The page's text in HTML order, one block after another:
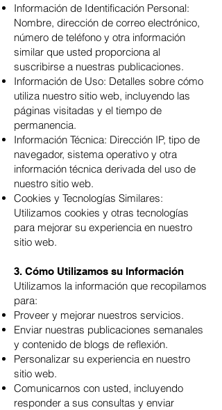
Información de Identificación Personal:
Nombre, dirección de correo electrónico,
número de teléfono y otra información
similar que usted proporciona al
suscribirse a nuestras publicaciones.
Información de Uso: Detalles sobre cómo
utiliza nuestro sitio web, incluyendo las
páginas visitadas y el tiempo de
permanencia.
Información Técnica: Dirección IP, tipo de
navegador, sistema operativo y otra
información técnica derivada del uso de
nuestro sitio web.
Cookies y Tecnologías Similares:
Utilizamos cookies y otras tecnologías
para mejorar su experiencia en nuestro
sitio web.
3. Cómo Utilizamos su Información
Utilizamos la información que recopilamos
para:
Proveer y mejorar nuestros servicios.
Enviar nuestras publicaciones semanales
y contenido de blogs de reflexión.
Personalizar su experiencia en nuestro
sitio web.
Comunicarnos con usted, incluyendo
responder a sus consultas y enviar